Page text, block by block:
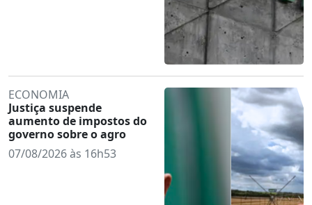
ECONOMIA
Justiça suspende
aumento de impostos do
governo sobre o agro
07/08/2026 às 16h53